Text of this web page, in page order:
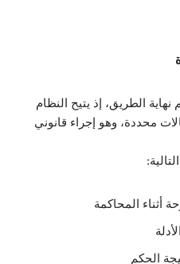
الطريق، إذ يتيح النظام
محددة، وهو إجراء قانوني
أثناء المحاكمة
الحكم